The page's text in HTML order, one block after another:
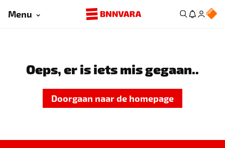
Menu
Oeps, er is iets mis gegaan..
Doorgaan naar de homepage